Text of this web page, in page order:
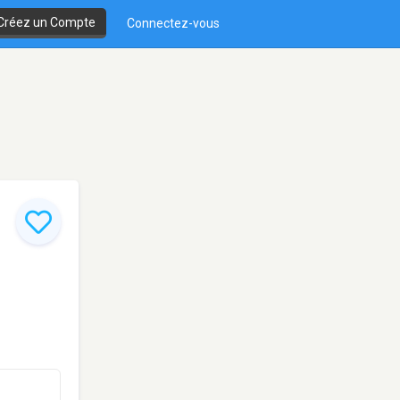
un Compte Connectez-vous